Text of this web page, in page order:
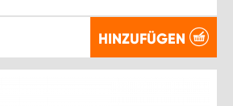
HINZUFÜGEN